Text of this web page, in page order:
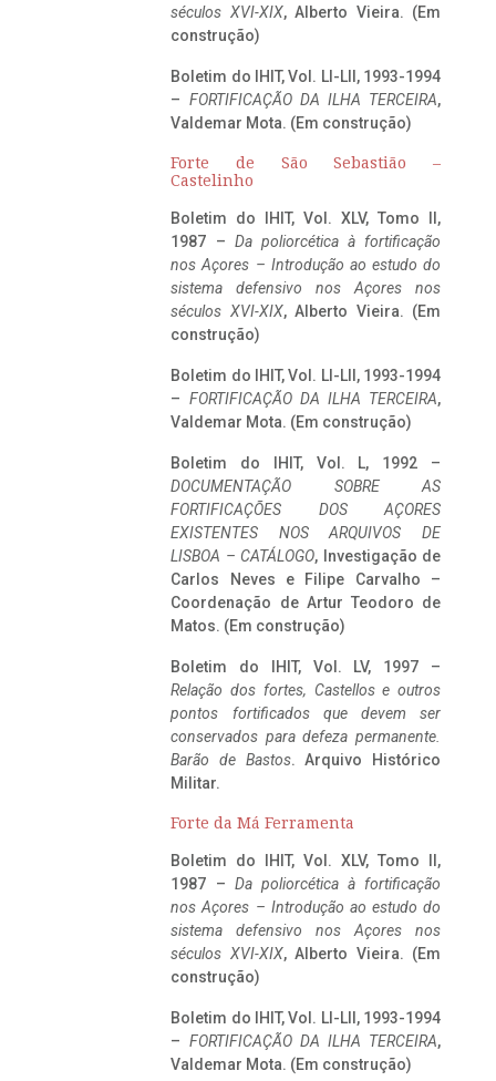
séculos XVI-XIX, Alberto Vieira. (Em
construção)
Boletim do IHIT, Vol. LI-LII, 1993-1994
– FORTIFICAÇÃO DA ILHA TERCEIRA,
Valdemar Mota. (Em construção)
Forte de São Sebastião –
Castelinho
Boletim do IHIT, Vol. XLV, Tomo II,
1987 – Da poliorcética à fortificação
nos Açores – Introdução ao estudo do
sistema defensivo nos Açores nos
séculos XVI-XIX, Alberto Vieira. (Em
construção)
Boletim do IHIT, Vol. LI-LII, 1993-1994
– FORTIFICAÇÃO DA ILHA TERCEIRA,
Valdemar Mota. (Em construção)
Boletim do IHIT, Vol. L, 1992 –
DOCUMENTAÇÃO SOBRE AS
FORTIFICAÇÕES DOS AÇORES
EXISTENTES NOS ARQUIVOS DE
LISBOA – CATÁLOGO, Investigação de
Carlos Neves e Filipe Carvalho –
Coordenação de Artur Teodoro de
Matos. (Em construção)
Boletim do IHIT, Vol. LV, 1997 –
Relação dos fortes, Castellos e outros
pontos fortificados que devem ser
conservados para defeza permanente.
Barão de Bastos. Arquivo Histórico
Militar.
Forte da Má Ferramenta
Boletim do IHIT, Vol. XLV, Tomo II,
1987 – Da poliorcética à fortificação
nos Açores – Introdução ao estudo do
sistema defensivo nos Açores nos
séculos XVI-XIX, Alberto Vieira. (Em
construção)
Boletim do IHIT, Vol. LI-LII, 1993-1994
– FORTIFICAÇÃO DA ILHA TERCEIRA,
Valdemar Mota. (Em construção)